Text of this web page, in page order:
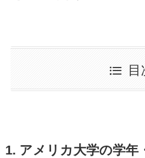
目
1. アメリカ大学の学年